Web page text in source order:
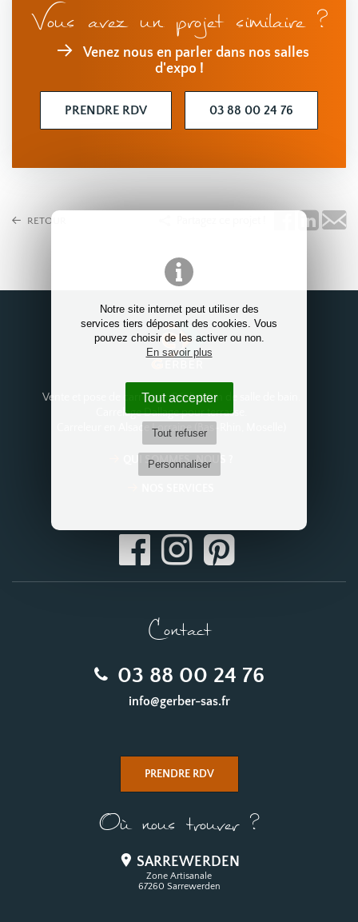
Notre site internet peut utiliser des
services tiers déposant des cookies. Vous
pouvez choisir de les activer ou non.
En savoir plus
Tout accepter
Tout refuser
Personnaliser
Vous avez un projet similaire ?
Venez nous en parler dans nos salles
d'expo !
PRENDRE RDV 03 88 00 24 76
RETOUR
Vente et pose de carrelage. Réalisation de salle de bain.
Carrelage Dallage pour terrasse.
Carreleur en Alsace Lorraine (Bas-Rhin, Moselle)
QUI SOMMES-NOUS ?
Contact
03 88 00 24 76
info@gerber-sas.fr
PRENDRE RDV
Où nous trouver ?
SARREWERDEN
Zone Artisanale
67260 Sarrewerden